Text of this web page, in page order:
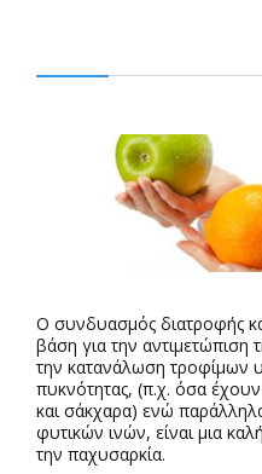
Ο συνδυασμός διατροφής
βάση για την αντιμετώπιση
την κατανάλωση τροφίμων
πυκνότητας, (π.χ. όσα έχουν
και σάκχαρα) ενώ
φυτικών ινών, είναι μια
την παχυσαρκία.